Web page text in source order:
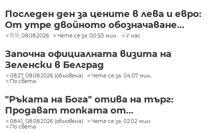
Последен ден за цените в лева и евро:
От утре двойното обозначаване...
11:11, 08.08.2026 Чете се за: 00:50 мин. У нас
Започна официалната визита на
Зеленски в Белград
08:27, 08.08.2026 (обновена)
Чете се за: 04:07 мин.
По света
"Ръката на Бога" отива на търг:
Продават топката от...
08:41, 08.08.2026 (обновена)
Чете се за: 02:02 мин.
По света